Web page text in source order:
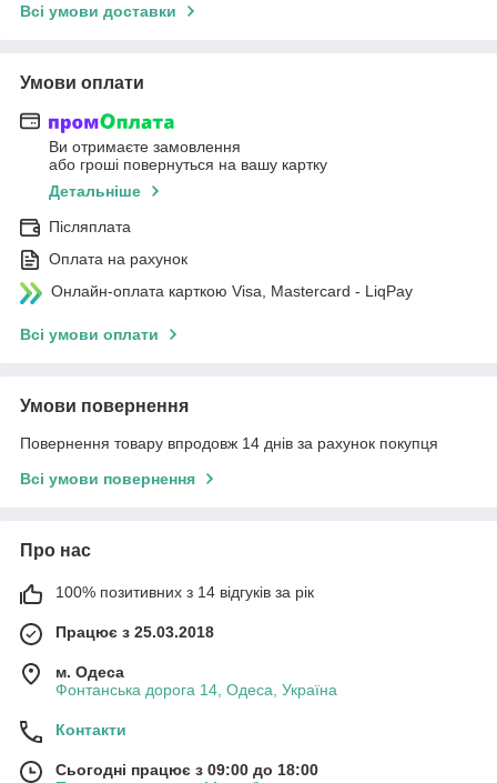
Всі умови доставки
Умови оплати
Ви отримаєте замовлення
або гроші повернуться на вашу картку
Детальніше
Післяплата
Оплата на рахунок
Онлайн-оплата карткою Visa, Mastercard - LiqPay
Всі умови оплати
Умови повернення
Повернення товару впродовж 14 днів за рахунок покупця
Всі умови повернення
Про нас
100% позитивних з 14 відгуків за рік
Працює з 25.03.2018
м. Одеса
Фонтанська дорога 14, Одеса, Україна
Контакти
Сьогодні працює з 09:00 до 18:00